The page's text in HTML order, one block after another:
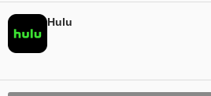
Hulu